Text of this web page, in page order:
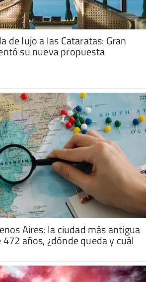
de lujo a las Cataratas: Gran
su nueva propuesta
Aires: la ciudad más antigua
años, ¿dónde queda y cuál